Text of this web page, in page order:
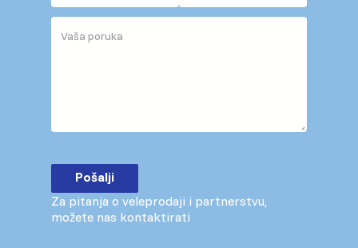
Za pitanja o veleprodaji i partnerstvu,
možete nas kontaktirati